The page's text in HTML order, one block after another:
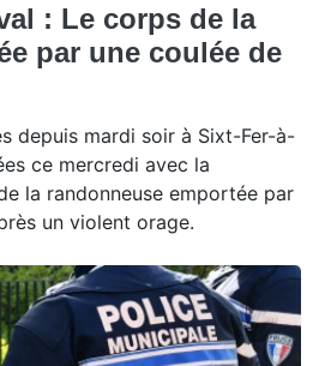
: Le corps de la
par une coulée de
depuis mardi soir à Sixt-Fer-à-
ce mercredi avec la
la randonneuse emportée par
un violent orage.